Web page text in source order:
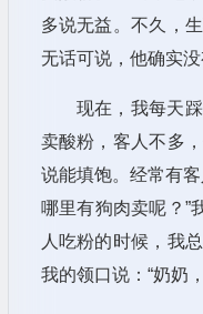
多说无益。不久，
无话可说，他确实没
现在，我每天
卖酸粉，客人不多
说能填饱。经常有
哪里有狗肉卖呢？”
人吃粉的时候，我
我的领口说：“奶奶